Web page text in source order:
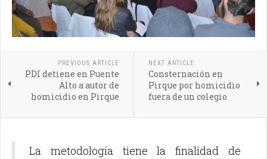
PREVIOUS ARTICLE
PDI detiene en Puente
Alto a autor de
homicidio en Pirque
NEXT ARTICLE
Consternación en
Pirque por homicidio
fuera de un colegio
La metodología tiene la finalidad de